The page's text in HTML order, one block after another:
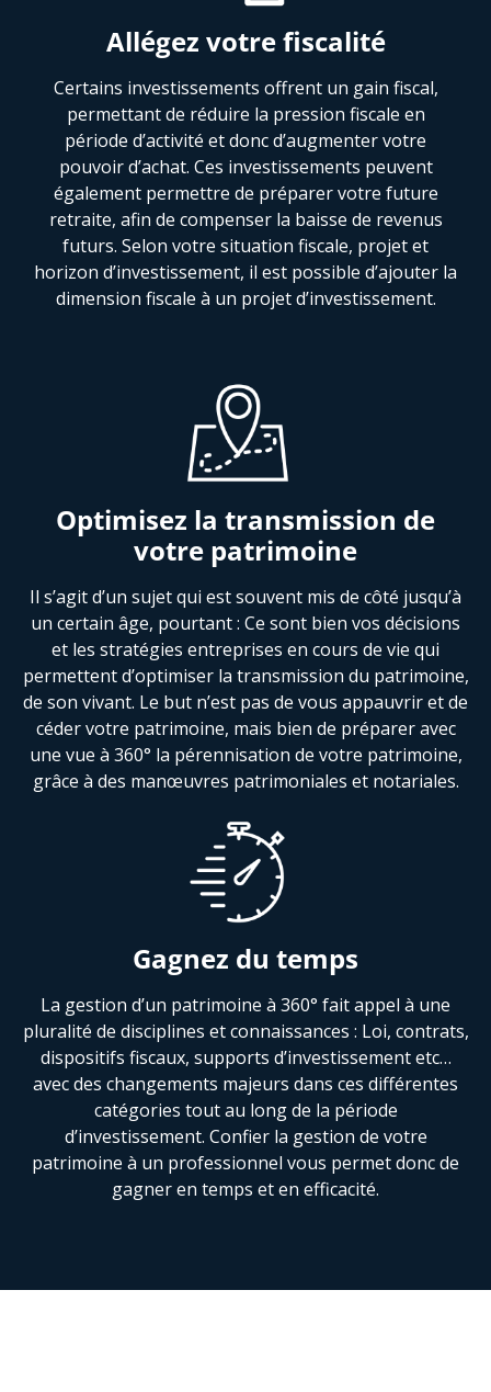
Allégez votre fiscalité
Certains investissements offrent un gain fiscal,
permettant de réduire la pression fiscale en
période d’activité et donc d’augmenter votre
pouvoir d’achat. Ces investissements peuvent
également permettre de préparer votre future
retraite, afin de compenser la baisse de revenus
futurs. Selon votre situation fiscale, projet et
horizon d’investissement, il est possible d’ajouter la
dimension fiscale à un projet d’investissement.
Optimisez la transmission de
votre patrimoine
Il s’agit d’un sujet qui est souvent mis de côté jusqu’à
un certain âge, pourtant : Ce sont bien vos décisions
et les stratégies entreprises en cours de vie qui
permettent d’optimiser la transmission du patrimoine,
de son vivant. Le but n’est pas de vous appauvrir et de
céder votre patrimoine, mais bien de préparer avec
une vue à 360° la pérennisation de votre patrimoine,
grâce à des manœuvres patrimoniales et notariales.
Gagnez du temps
La gestion d’un patrimoine à 360° fait appel à une
pluralité de disciplines et connaissances : Loi, contrats,
dispositifs fiscaux, supports d’investissement etc…
avec des changements majeurs dans ces différentes
catégories tout au long de la période
d’investissement. Confier la gestion de votre
patrimoine à un professionnel vous permet donc de
gagner en temps et en efficacité.